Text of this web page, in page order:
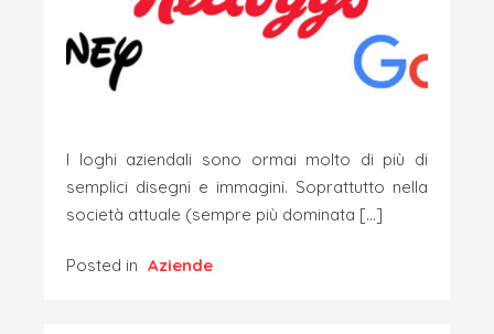
I loghi aziendali sono ormai molto di più di
semplici disegni e immagini. Soprattutto nella
società attuale (sempre più dominata […]
Posted in Aziende